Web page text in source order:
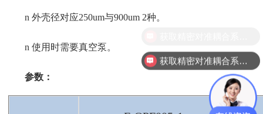
n 外壳径对应250um与900um 2种。
n 使用时需要真空泵。
参数：